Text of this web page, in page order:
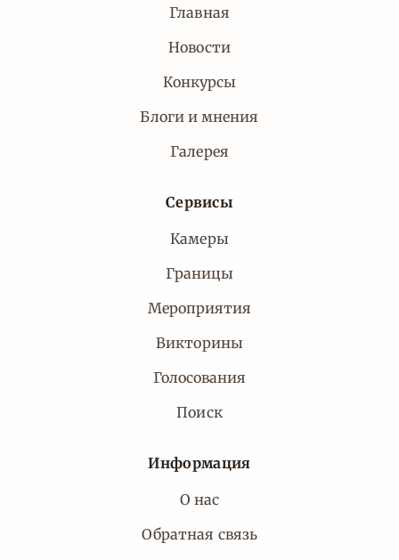
Главная
Новости
Конкурсы
Блоги и мнения
Галерея
Сервисы
Камеры
Границы
Мероприятия
Викторины
Голосования
Поиск
Информация
О нас
Обратная связь